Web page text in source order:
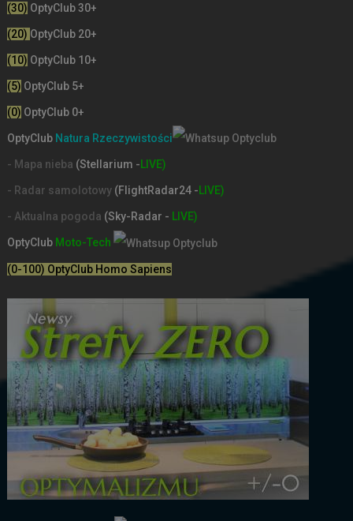
(30) OptyClub 30+
(20) OptyClub 20+
(10) OptyClub 10+
(5) OptyClub 5+
(0) OptyClub 0+
OptyClub Natura Rzeczywistości
- Mapa nieba (Stellarium -LIVE)
- Radar samolotowy (FlightRadar24 -LIVE)
- Aktualna pogoda (Sky-Radar - LIVE)
OptyClub Moto-Tech
(0-100) OptyClub Homo Sapiens